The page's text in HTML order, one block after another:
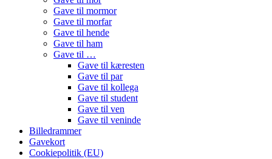
Gave til mormor
Gave til morfar
Gave til hende
Gave til ham
Gave til …
Gave til kæresten
Gave til par
Gave til kollega
Gave til student
Gave til ven
Gave til veninde
Billedrammer
Gavekort
Cookiepolitik (EU)